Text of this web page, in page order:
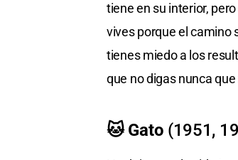
tiene en su interior,
vives porque el camino
tienes miedo a los
que no digas nunca
🐱 Gato (1951,